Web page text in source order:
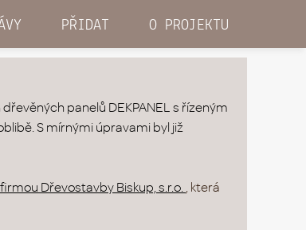
PŘIDAT O PROJEKTU
panelů DEKPANEL s řízeným
S mírnými úpravami byl již
Dřevostavby Biskup, s.r.o., která